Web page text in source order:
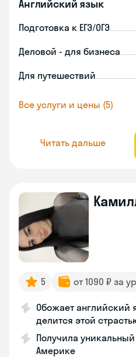
Английский язык
Подготовка к ЕГЭ/ОГЭ
Деловой - для бизнеса
Для путешествий
Все услуги и цены (5)
Читать дальше
5 от 1090 ₽ за
Обожает английский
делится этой
Получила
Америке